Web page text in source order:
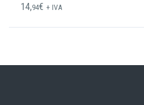
14,94€ + IVA